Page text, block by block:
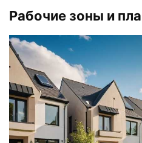
Рабочие зоны и